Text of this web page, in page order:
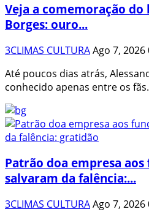
Veja a comemoração
Borges: ouro...
3CLIMAS CULTURAAgo 7, 2026
Até poucos dias atrás,
conhecido apenas entre os
Patrão doa empresa
salvaram da falência:...
3CLIMAS CULTURAAgo 7, 2026